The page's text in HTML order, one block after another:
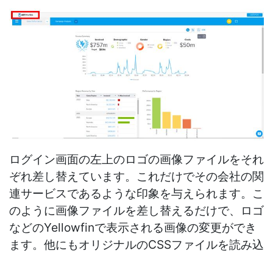
ログイン画面の左上のロゴの画像ファイルをそれ
ぞれ差し替えています。これだけでその会社の関
連サービスであるような印象を与えられます。こ
のように画像ファイルを差し替えるだけで、ロゴ
などのYellowfinで表示される画像の変更ができ
ます。他にもオリジナルのCSSファイルを読み込